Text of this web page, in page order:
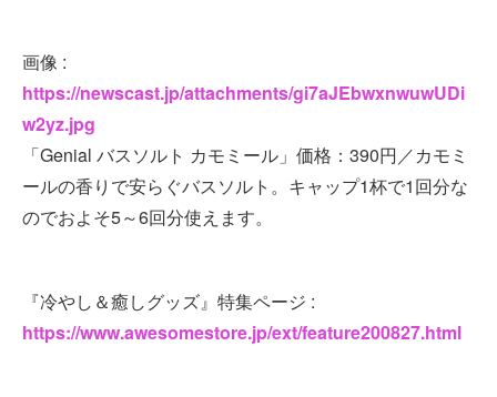
画像 :
https://newscast.jp/attachments/gi7aJEbwxnwuwUDi
w2yz.jpg
「Genial バスソルト カモミール」価格：390円／カモミ
ールの香りで安らぐバスソルト。キャップ1杯で1回分な
のでおよそ5～6回分使えます。
『冷やし＆癒しグッズ』特集ページ :
https://www.awesomestore.jp/ext/feature200827.html